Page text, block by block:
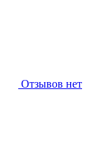
Отзывов нет